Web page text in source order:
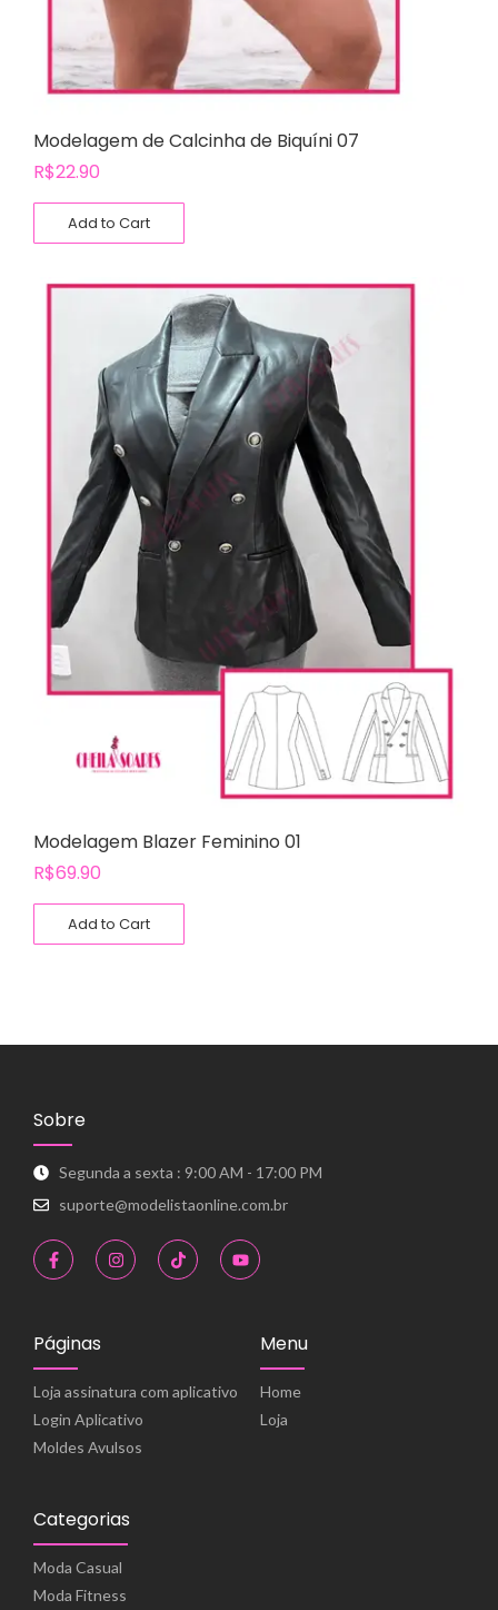
Modelagem de Calcinha de Biquíni 07
R$22.90
Add to Cart
Modelagem Blazer Feminino 01
R$69.90
Add to Cart
Sobre
Segunda a sexta : 9:00 AM - 17:00 PM
suporte@modelistaonline.com.br
Páginas
Loja assinatura com aplicativo
Login Aplicativo
Moldes Avulsos
Menu
Home
Loja
Categorias
Moda Casual
Moda Fitness